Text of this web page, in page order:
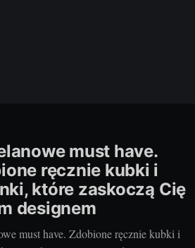
must have.
ręcznie kubki i
które zaskoczą Cię
designem
must have. Zdobione ręcznie kubki i